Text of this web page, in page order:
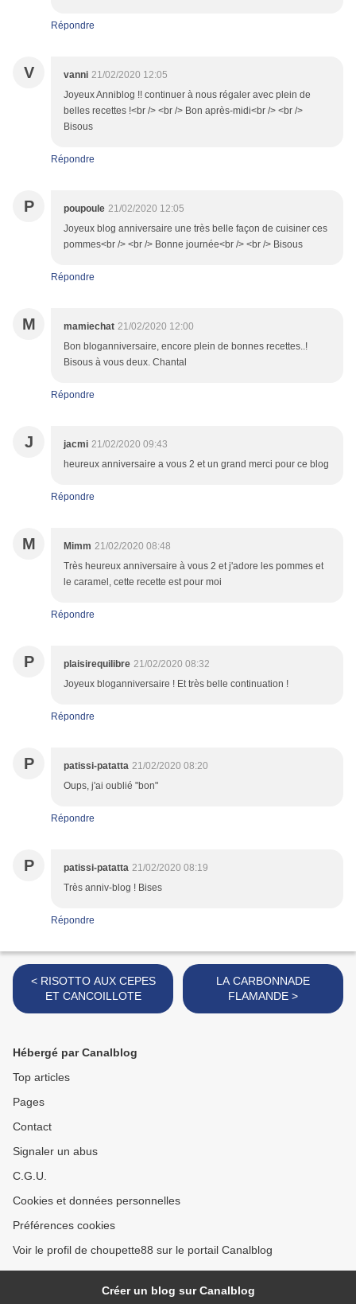
Répondre
V vanni 21/02/2020 12:05
Joyeux Anniblog !! continuer à nous régaler avec plein de
belles recettes !<br /> <br /> Bon après-midi<br /> <br />
Bisous
Répondre
P poupoule 21/02/2020 12:05
Joyeux blog anniversaire une très belle façon de cuisiner ces
pommes<br /> <br /> Bonne journée<br /> <br /> Bisous
Répondre
M mamiechat 21/02/2020 12:00
Bon bloganniversaire, encore plein de bonnes recettes..!
Bisous à vous deux. Chantal
Répondre
J jacmi 21/02/2020 09:43
heureux anniversaire a vous 2 et un grand merci pour ce blog
Répondre
M Mimm 21/02/2020 08:48
Très heureux anniversaire à vous 2 et j'adore les pommes et
le caramel, cette recette est pour moi
Répondre
P plaisirequilibre 21/02/2020 08:32
Joyeux bloganniversaire ! Et très belle continuation !
Répondre
P patissi-patatta 21/02/2020 08:20
Oups, j'ai oublié "bon"
Répondre
P patissi-patatta 21/02/2020 08:19
Très anniv-blog ! Bises
Répondre
< RISOTTO AUX CEPES
ET CANCOILLOTE
LA CARBONNADE
FLAMANDE >
Hébergé par Canalblog
Top articles
Pages
Contact
Signaler un abus
C.G.U.
Cookies et données personnelles
Préférences cookies
Voir le profil de choupette88 sur le portail Canalblog
Créer un blog sur Canalblog